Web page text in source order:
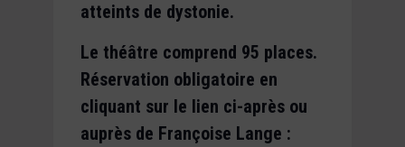
atteints de dystonie.
Le théâtre comprend 95 places.
Réservation obligatoire en
cliquant sur le lien ci-après ou
auprès de Françoise Lange :